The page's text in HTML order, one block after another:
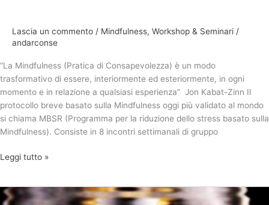
Lascia un commento / Mindfulness, Workshop & Seminari /
andarconse
“La Mindfulness (Pratica di Consapevolezza) è un modo
trasformativo di essere, interiormente ed esteriormente, in ogni
momento e in relazione a qualsiasi esperienza” Jon Kabat-Zinn Il
protocollo breve basato sulla Mindfulness oggi più validato al mondo
si chiama MBSR (Programma per la riduzione dello stress basato sulla
Mindfulness). Consiste in 8 incontri settimanali di gruppo
Leggi tutto »
Il